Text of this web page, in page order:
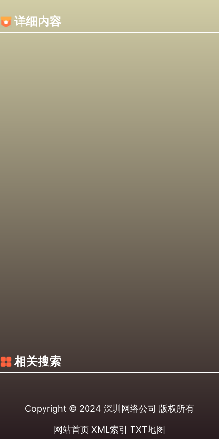
详细内容
相关搜索
Copyright © 2024 深圳网络公司 版权所有
网站首页 XML索引 TXT地图